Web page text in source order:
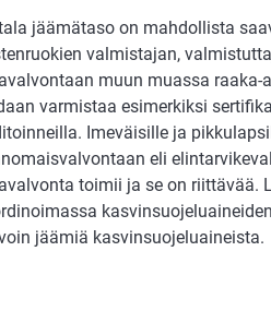
jäämätaso on mahdollista
valmistajan,
muun muassa
varmistaa esimerkiksi
Imeväisille ja
eli
toimii ja se on riittävää.
jäämiä kasvinsuojeluaineista.